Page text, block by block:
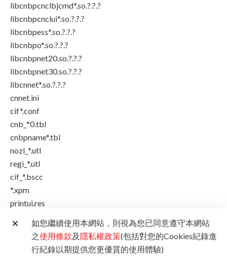
libcnbpcnclbjcmd*.so.?.?.?
libcnbpcnclui*.so.?.?.?
libcnbpess*.so.?.?.?
libcnbpo*.so.?.?.?
libcnbpnet20.so.?.?.?
libcnbpnet30.so.?.?.?
libcnnet*.so.?.?.?
cnnet.ini
cif*.conf
cnb_*0.tbl
cnbpname*.tbl
nozl_*.utl
regi_*.utl
cif_*.bscc
*.xpm
printui.res
*_raw
cnij_entry_*series
cnij_entry
如您繼續使用本網站，則視為您已同意遵守本網站
之使用條款及隱私權政策(包括對您的Cookies紀錄進
行紀錄以期提供您更優質的使用體驗)